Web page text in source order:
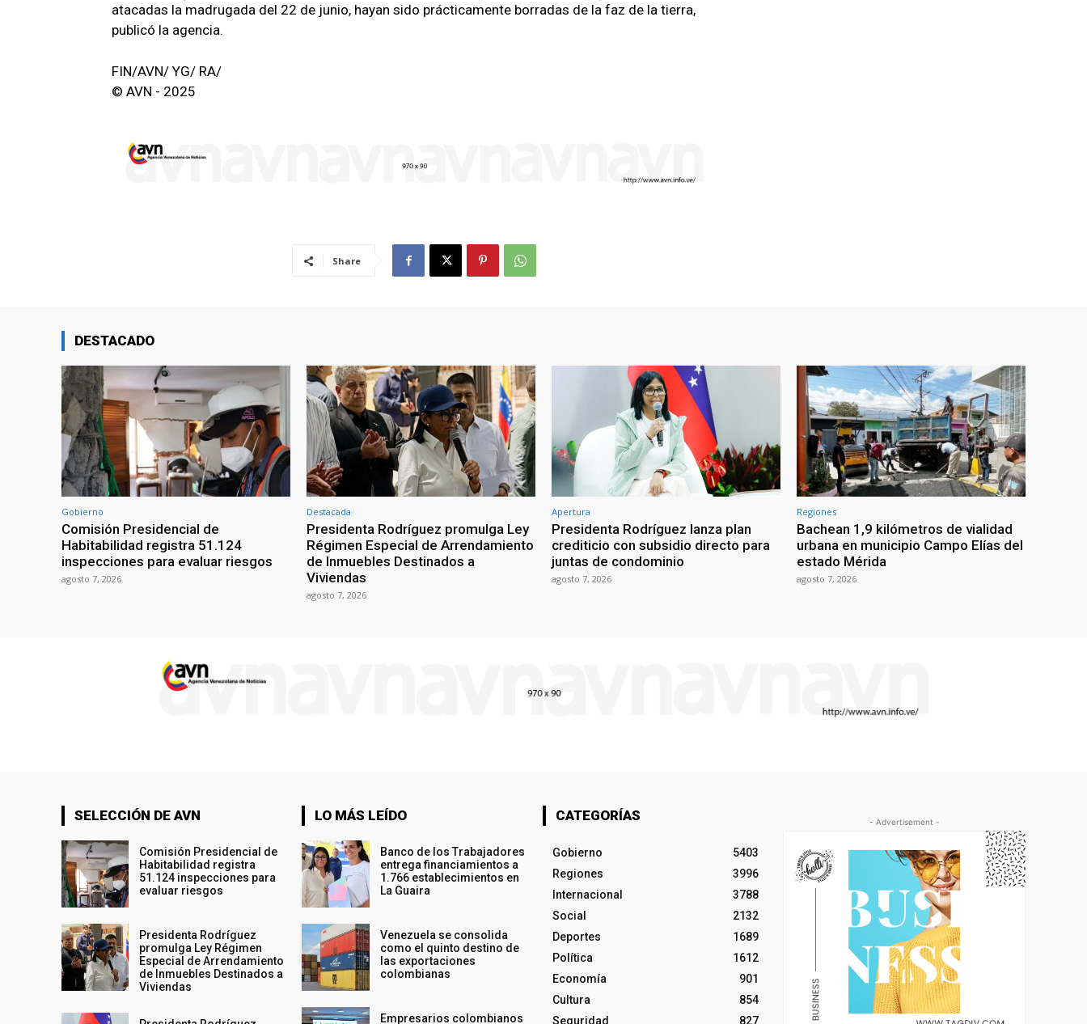
atacadas la madrugada del 22 de junio, hayan sido prácticamente borradas de la faz de la tierra,
publicó la agencia.
FIN/AVN/ YG/ RA/
© AVN - 2025
Share
DESTACADO
Gobierno
Comisión Presidencial de
Habitabilidad registra 51.124
inspecciones para evaluar riesgos
agosto 7, 2026
Destacada
Presidenta Rodríguez promulga Ley
Régimen Especial de Arrendamiento
de Inmuebles Destinados a
Viviendas
agosto 7, 2026
Apertura
Presidenta Rodríguez lanza plan
crediticio con subsidio directo para
juntas de condominio
agosto 7, 2026
Regiones
Bachean 1,9 kilómetros de vialidad
urbana en municipio Campo Elías del
estado Mérida
agosto 7, 2026
SELECCIÓN DE AVN
Comisión Presidencial de
Habitabilidad registra
51.124 inspecciones para
evaluar riesgos
Presidenta Rodríguez
promulga Ley Régimen
Especial de Arrendamiento
de Inmuebles Destinados a
Viviendas
LO MÁS LEÍDO
Banco de los Trabajadores
entrega financiamientos a
1.766 establecimientos en
La Guaira
Venezuela se consolida
como el quinto destino de
las exportaciones
colombianas
Empresarios colombianos
CATEGORÍAS
Gobierno
5403
Regiones
3996
Internacional
3788
Social
2132
Deportes
1689
Política
1612
Economía
901
Cultura
854
Seguridad
827
- Advertisement -